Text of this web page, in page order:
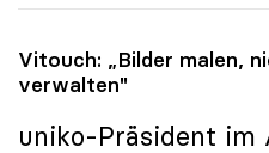
Vitouch: „Bilder malen,
verwalten"
uniko-Präsident im